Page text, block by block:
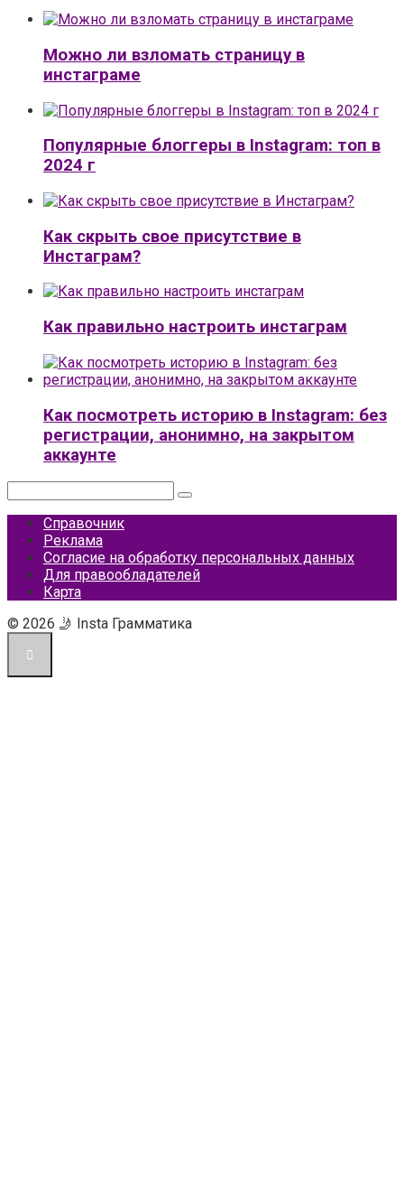
Можно ли взломать страницу в
инстаграме
Популярные блоггеры в Instagram: топ в
2024 г
Как скрыть свое присутствие в
Инстаграм?
Как правильно настроить инстаграм
Как посмотреть историю в Instagram: без
регистрации, анонимно, на закрытом
аккаунте
Справочник
Реклама
Согласие на обработку персональных данных
Для правообладателей
Карта
© 2026 🤳 Insta Грамматика